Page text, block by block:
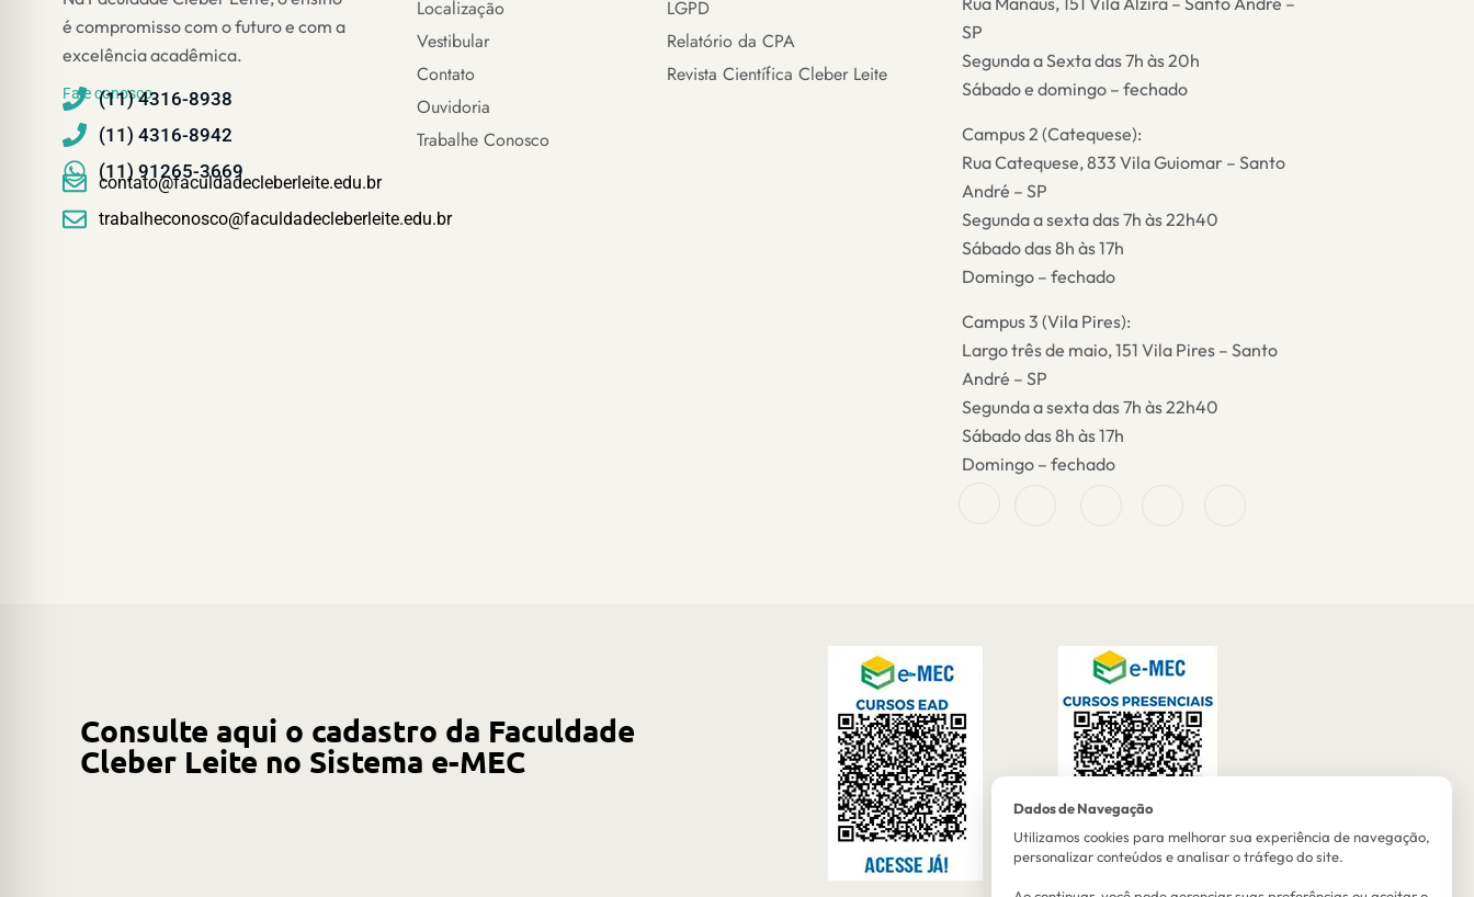
é compromisso com o futuro e com a
excelência acadêmica.
Fale conosco
(11) 4316-8938
(11) 4316-8942
(11) 91265-3669
contato@faculdadecleberleite.edu.br
trabalheconosco@faculdadecleberleite.edu.br
Localização
Vestibular
Contato
Ouvidoria
Trabalhe Conosco
LGPD
Relatório da CPA
Revista Científica Cleber Leite
SP
Segunda a Sexta das 7h às 20h
Sábado e domingo – fechado
Campus 2 (Catequese):
Rua Catequese, 833 Vila Guiomar – Santo
André – SP
Segunda a sexta das 7h às 22h40
Sábado das 8h às 17h
Domingo – fechado
Campus 3 (Vila Pires):
Largo três de maio, 151 Vila Pires – Santo
André – SP
Segunda a sexta das 7h às 22h40
Sábado das 8h às 17h
Domingo – fechado
Consulte aqui o cadastro da Faculdade
Cleber Leite no Sistema e-MEC
Dados de Navegação
Utilizamos cookies para melhorar sua experiência de navegação,
personalizar conteúdos e analisar o tráfego do site.